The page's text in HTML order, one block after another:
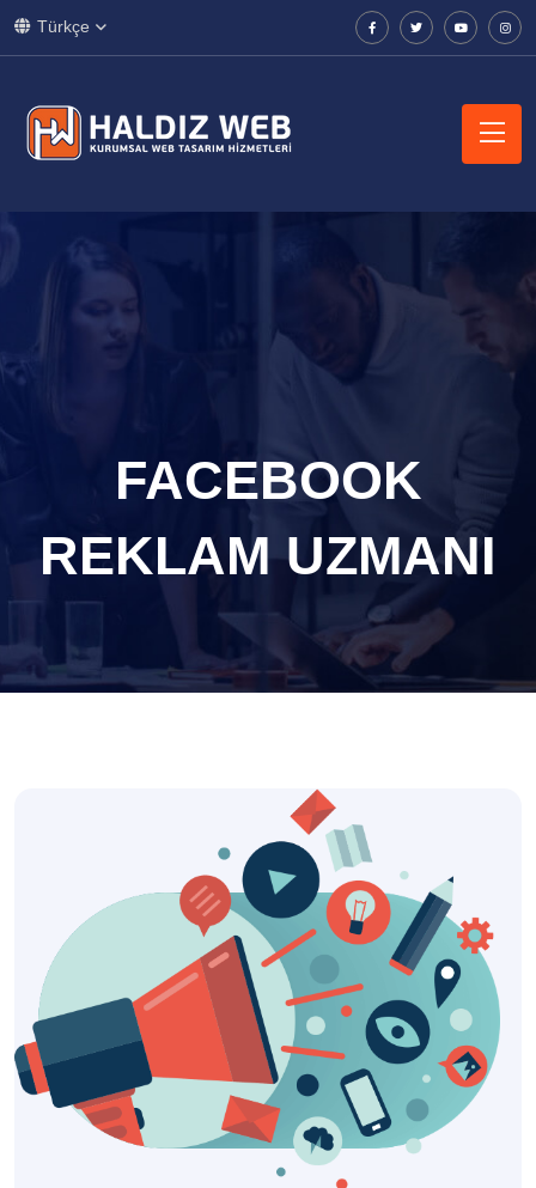
Türkçe
FACEBOOK
REKLAM UZMANI